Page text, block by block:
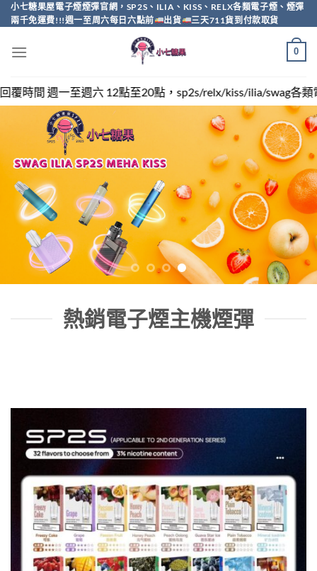
Skip
to
小七糖果屋電子煙煙彈官網，SP2S、ILIA、KISS、RELX各類電子煙、煙彈
兩千免運費!!!週一至周六每日六點前
出貨 三天711貨到付款取貨
0
至20點，sp2s/relx/kiss/ilia/swag各類電子煙煙彈買越多越便
熱銷電子煙主機煙彈